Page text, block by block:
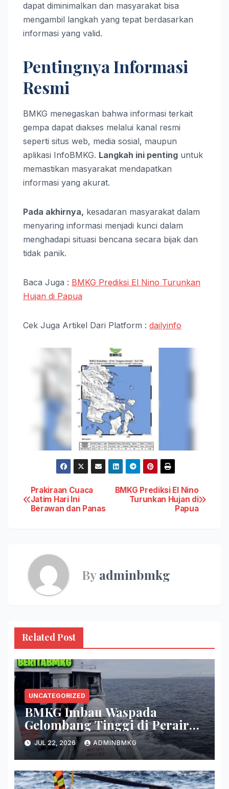
dapat diminimalkan dan masyarakat bisa
mengambil langkah yang tepat berdasarkan
informasi yang valid.
Pentingnya Informasi
Resmi
BMKG menegaskan bahwa informasi terkait
gempa dapat diakses melalui kanal resmi
seperti situs web, media sosial, maupun
aplikasi InfoBMKG. Langkah ini penting untuk
memastikan masyarakat mendapatkan
informasi yang akurat.
Pada akhirnya, kesadaran masyarakat dalam
menyaring informasi menjadi kunci dalam
menghadapi situasi bencana secara bijak dan
tidak panik.
Baca Juga : BMKG Prediksi El Nino Turunkan
Hujan di Papua
Cek Juga Artikel Dari Platform : dailyinfo
Post
navigation
BMKG Prediksi El Nino
Turunkan Hujan di
Papua
Prakiraan Cuaca
Jatim Hari Ini
Berawan dan Panas
Byadminbmkg
Related Post
UNCATEGORIZED
BMKG Imbau Waspada
Gelombang Tinggi di Perairan
Sultra
JUL 22, 2026 ADMINBMKG